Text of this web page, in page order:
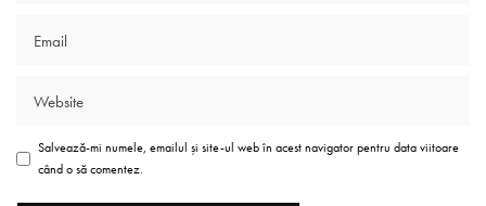
Salvează-mi numele, emailul și site-ul web în acest navigator pentru data viitoare
când o să comentez.